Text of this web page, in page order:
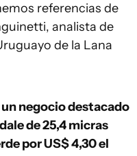
referencias de
analista de
de la Lana
negocio destacado
de 25,4 micras
por US$ 4,30 el